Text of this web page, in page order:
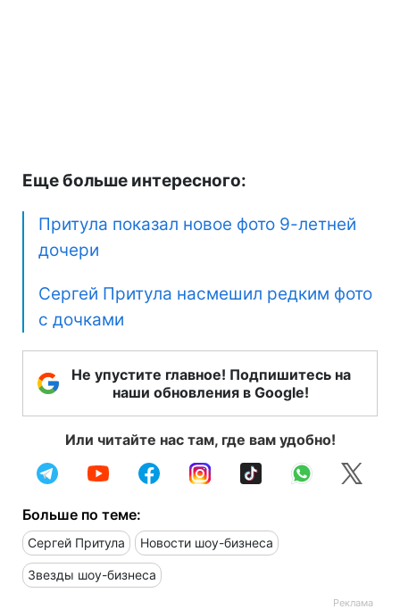
Еще больше интересного:
Притула показал новое фото 9-летней
дочери
Сергей Притула насмешил редким фото
с дочками
Не упустите главное! Подпишитесь на
наши обновления в Google!
Или читайте нас там, где вам удобно!
Больше по теме:
Сергей Притула Новости шоу-бизнеса
Звезды шоу-бизнеса